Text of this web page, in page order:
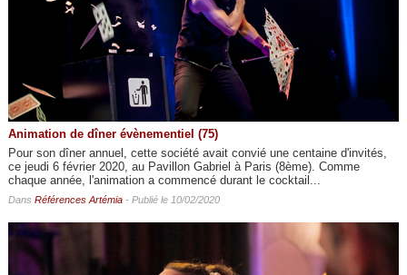
Animation de dîner évènementiel (75)
Pour son dîner annuel, cette société avait convié une centaine d'invités,
ce jeudi 6 février 2020, au Pavillon Gabriel à Paris (8ème). Comme
chaque année, l'animation a commencé durant le cocktail...
Dans Références Artémia- Publié le 10/02/2020